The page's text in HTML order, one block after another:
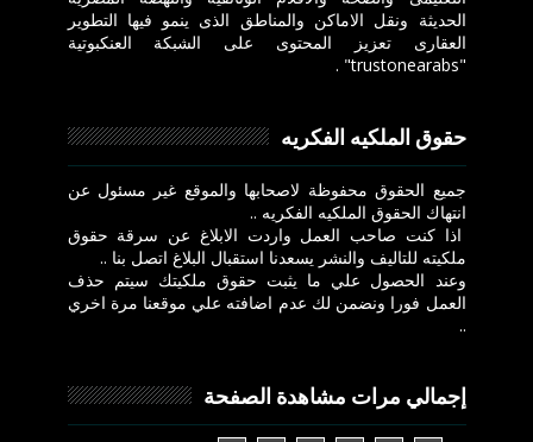
الحديثة ونقل الاماكن والمناطق الذى ينمو فيها التطوير
العقارى تعزيز المحتوى على الشبكة العنكبوتية
"trustonearabs" .
حقوق الملكيه الفكريه
جميع الحقوق محفوظة لاصحابها والموقع غير مسئول عن
انتهاك الحقوق الملكيه الفكريه ..
اذا كنت صاحب العمل واردت الابلاغ عن سرقة حقوق
ملكيته للتاليف والنشر يسعدنا استقبال البلاغ اتصل بنا ..
وعند الحصول علي ما يثبت حقوق ملكيتك سيتم حذف
العمل فورا ونضمن لك عدم اضافته علي موقعنا مرة اخري
..
إجمالي مرات مشاهدة الصفحة